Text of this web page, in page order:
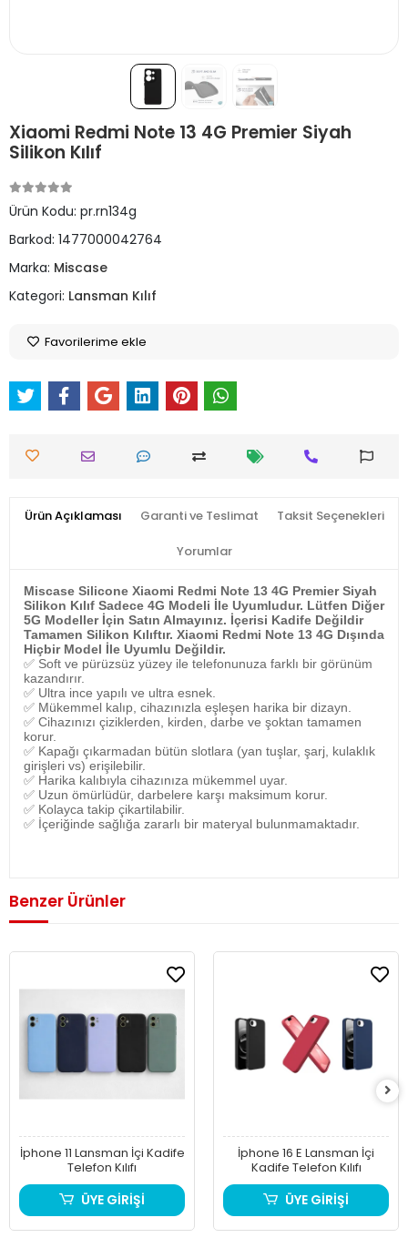
Xiaomi Redmi Note 13 4G Premier Siyah
Silikon Kılıf
Ürün Kodu: pr.rn134g
Barkod: 1477000042764
Marka: Miscase
Kategori: Lansman Kılıf
Favorilerime ekle
Ürün Açıklaması Garanti ve Teslimat Taksit Seçenekleri
Yorumlar
Miscase Silicone Xiaomi Redmi Note 13 4G Premier Siyah
Silikon Kılıf Sadece 4G Modeli İle Uyumludur. Lütfen Diğer
5G Modeller İçin Satın Almayınız. İçerisi Kadife Değildir
Tamamen Silikon Kılıftır. Xiaomi Redmi Note 13 4G Dışında
Hiçbir Model İle Uyumlu Değildir.
✅ Soft ve pürüzsüz yüzey ile telefonunuza farklı bir görünüm
kazandırır.
✅ Ultra ince yapılı ve ultra esnek.
✅ Mükemmel kalıp, cihazınızla eşleşen harika bir dizayn.
✅ Cihazınızı çiziklerden, kirden, darbe ve şoktan tamamen
korur.
✅ Kapağı çıkarmadan bütün slotlara (yan tuşlar, şarj, kulaklık
girişleri vs) erişilebilir.
✅ Harika kalıbıyla cihazınıza mükemmel uyar.
✅ Uzun ömürlüdür, darbelere karşı maksimum korur.
✅ Kolayca takip çikartilabilir.
✅ İçeriğinde sağlığa zararlı bir materyal bulunmamaktadır.
Benzer Ürünler
İphone 11 Lansman İçi Kadife
Telefon Kılıfı
ÜYE GİRİŞİ
İphone 16 E Lansman İçi
Kadife Telefon Kılıfı
ÜYE GİRİŞİ